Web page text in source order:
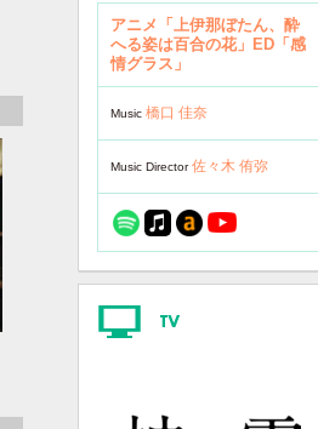
アニメ「上伊那ぼたん、酔
へる姿は百合の花」ED「感
情グラス」
Music 橋口 佳奈
Music Director佐々木 侑弥